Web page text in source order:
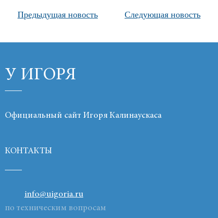
Продукты
Ссылки
Предыдущая новость Следующая новость
У ИГОРЯ
Официальный сайт Игоря Калинаускаса
КОНТАКТЫ
info@uigoria.ru
по техническим вопросам